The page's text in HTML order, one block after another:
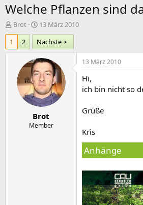
Welche Pflanzen sind
E
r
t
Brot
E
r
s
t
e
l
l
t
a
m
13 März 2010
1
2 Nächste
Brot
Member
13 März 2010
Hi,
ich bin nicht so
Grüße
Kris
Anhänge